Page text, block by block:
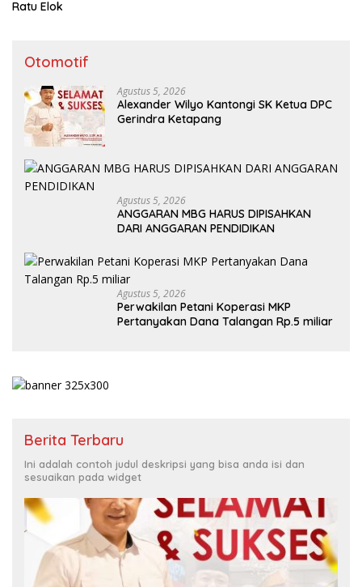
Ratu Elok
Otomotif
Agustus 5, 2026
Alexander Wilyo Kantongi SK Ketua DPC
Gerindra Ketapang
Agustus 5, 2026
ANGGARAN MBG HARUS DIPISAHKAN
DARI ANGGARAN PENDIDIKAN
Agustus 5, 2026
Perwakilan Petani Koperasi MKP
Pertanyakan Dana Talangan Rp.5 miliar
Berita Terbaru
Ini adalah contoh judul deskripsi yang bisa anda isi dan
sesuaikan pada widget